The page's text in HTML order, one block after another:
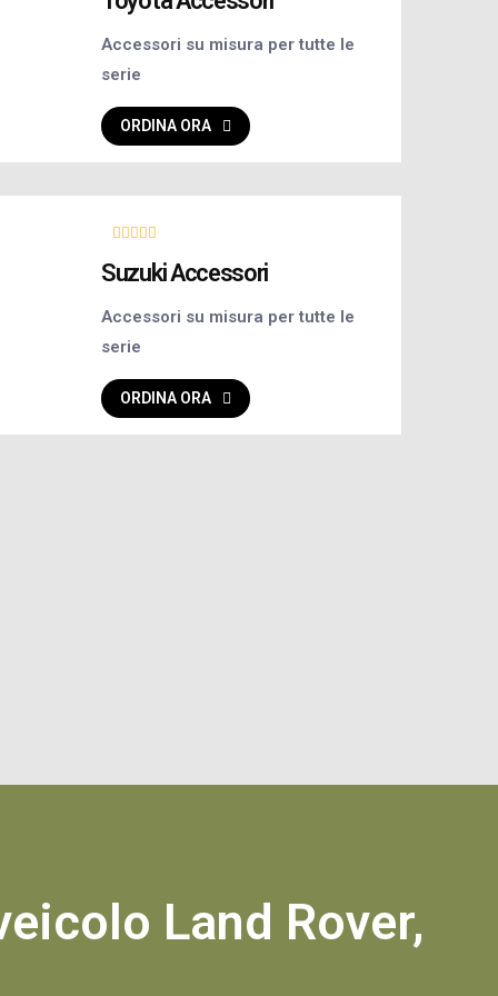
Accessori su misura per tutte le
serie
ORDINA ORA
Suzuki Accessori
Accessori su misura per tutte le
serie
ORDINA ORA
Land Rover,